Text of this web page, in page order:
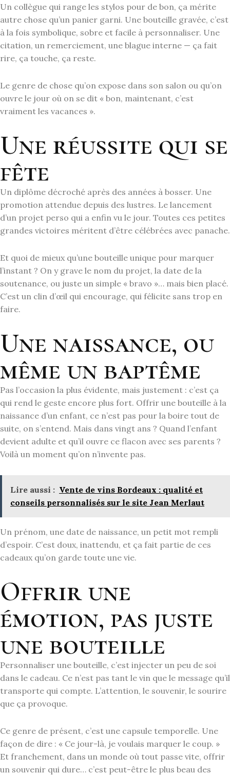
Un collègue qui range les stylos pour de bon, ça mérite
autre chose qu’un panier garni. Une bouteille gravée, c’est
à la fois symbolique, sobre et facile à personnaliser. Une
citation, un remerciement, une blague interne — ça fait
rire, ça touche, ça reste.
Le genre de chose qu’on expose dans son salon ou qu’on
ouvre le jour où on se dit « bon, maintenant, c’est
vraiment les vacances ».
Une réussite qui se
fête
Un diplôme décroché après des années à bosser. Une
promotion attendue depuis des lustres. Le lancement
d’un projet perso qui a enfin vu le jour. Toutes ces petites
grandes victoires méritent d’être célébrées avec panache.
Et quoi de mieux qu’une bouteille unique pour marquer
l’instant ? On y grave le nom du projet, la date de la
soutenance, ou juste un simple « bravo »… mais bien placé.
C’est un clin d’œil qui encourage, qui félicite sans trop en
faire.
Une naissance, ou
même un baptême
Pas l’occasion la plus évidente, mais justement : c’est ça
qui rend le geste encore plus fort. Offrir une bouteille à la
naissance d’un enfant, ce n’est pas pour la boire tout de
suite, on s’entend. Mais dans vingt ans ? Quand l’enfant
devient adulte et qu’il ouvre ce flacon avec ses parents ?
Voilà un moment qu’on n’invente pas.
Lire aussi : Vente de vins Bordeaux : qualité et
conseils personnalisés sur le site Jean Merlaut
Un prénom, une date de naissance, un petit mot rempli
d’espoir. C’est doux, inattendu, et ça fait partie de ces
cadeaux qu’on garde toute une vie.
Offrir une
émotion, pas juste
une bouteille
Personnaliser une bouteille, c’est injecter un peu de soi
dans le cadeau. Ce n’est pas tant le vin que le message qu’il
transporte qui compte. L’attention, le souvenir, le sourire
que ça provoque.
Ce genre de présent, c’est une capsule temporelle. Une
façon de dire : « Ce jour-là, je voulais marquer le coup. »
Et franchement, dans un monde où tout passe vite, offrir
un souvenir qui dure… c’est peut-être le plus beau des